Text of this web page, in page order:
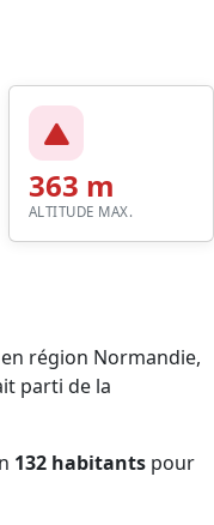
363 m
ALTITUDE MAX.
région Normandie,
parti de la
132 habitants pour